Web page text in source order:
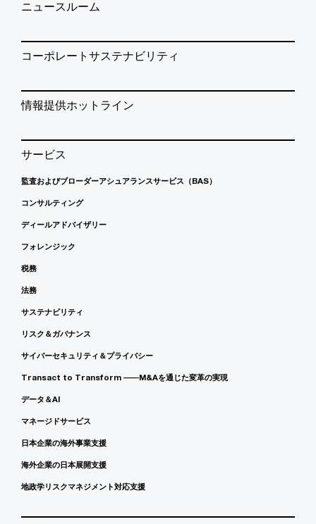
ニュースルーム
コーポレートサステナビリティ
情報提供ホットライン
サービス
監査およびブローダーアシュアランスサービス（BAS）
コンサルティング
ディールアドバイザリー
フォレンジック
税務
法務
サステナビリティ
リスク＆ガバナンス
サイバーセキュリティ＆プライバシー
Transact to Transform ――M&Aを通じた変革の実現
データ＆AI
マネージドサービス
日本企業の海外事業支援
海外企業の日本展開支援
地政学リスクマネジメント対応支援